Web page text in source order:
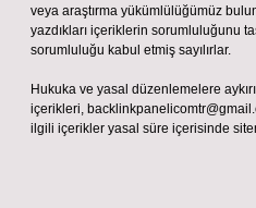
veya araştırma yükümlülüğümüz
yazdıkları içeriklerin sorumluluğunu
sorumluluğu kabul etmiş sayılırlar.
Hukuka ve yasal düzenlemelere
içerikleri,
ilgili içerikler yasal süre içerisinde